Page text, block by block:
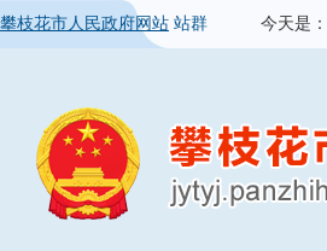
攀枝花市人民政府网站 站群 今天是：